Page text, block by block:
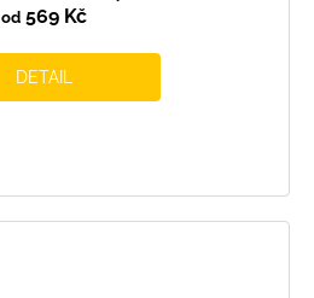
od569 Kč
DETAIL